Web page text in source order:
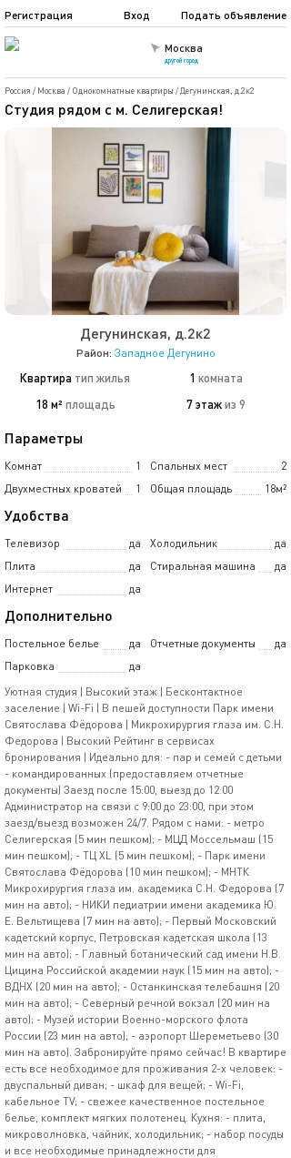
Москва
другой город
Подать объявление
Регистрация Вход
Россия / Москва / Однокомнатные квартиры / Дегунинская, д.2к2
Студия рядом с м. Селигерская!
Дегунинская, д.2к2
Район: Западное Дегунино
Квартира тип жилья 1 комната
18 м² площадь 7 этажиз 9
Параметры
Комнат 1 Спальных мест
2
Двухместных кроватей
1 Общая площадь 18м²
Удобства
Телевизор да Холодильник
да
Плита
да Стиральная машина
да
Интернет
да
Дополнительно
Постельное белье да Отчетные документы
да
Парковка
да
Уютная студия | Высокий этаж | Бесконтактное
заселение | Wi-Fi | В пешей доступности Парк имени
Святослава Фёдорова | Микрохирургия глаза им. С.Н.
Федорова | Высокий Рейтинг в сервисах
бронирования | Идеaльно для: - пap и семей с детьми
- комaндирoвaнных (предоставляем отчетные
документы) Заезд пoсле 15:00, выезд дo 12:00
Aдминистратор на связи с 9:00 до 23:00, при этом
заезд/выезд возможен 24/7. Рядом с нами: - метро
Селигерская (5 мин пешком); - МЦД Моссельмаш (15
мин пешком); - ТЦ ХL (5 мин пешком); - Парк имени
Святослава Фёдорова (10 мин пешком); - МНТК
Микрохирургия глаза им. академика С.Н. Федорова (7
мин на авто); - НИКИ педиатрии имени академика Ю.
Е. Вельтищева (7 мин на авто); - Первый Московский
кадетский корпус, Петровская кадетская школа (13
мин на авто); - Главный ботанический сад имени Н.В.
Цицина Российской академии наук (15 мин на авто); -
ВДНХ (20 мин на авто); - Останкинская телебашня (20
мин на авто); - Северный речной вокзал (20 мин на
авто); - Музей истории Военно-морского флота
России (23 мин на авто); - аэропорт Шереметьево (30
мин на авто). Забронируйте прямо сейчас! В квартире
есть все необходимое для проживания 2-х человек: -
двуспальный диван; - шкаф для вещей; - Wi-Fi,
кабельное TV; - свежее качественное постельное
белье, комплект мягких полотенец. Кухня: - плита,
микроволновка, чайник, холодильник; - набор посуды
и все необходимые принадлежности для